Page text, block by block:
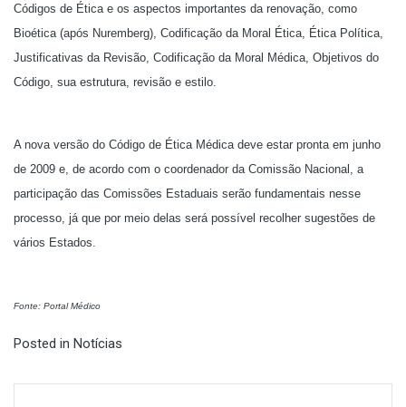
Códigos de Ética e os aspectos importantes da renovação, como
Bioética (após Nuremberg), Codificação da Moral Ética, Ética Política,
Justificativas da Revisão, Codificação da Moral Médica, Objetivos do
Código, sua estrutura, revisão e estilo.
A nova versão do Código de Ética Médica deve estar pronta em junho
de 2009 e, de acordo com o coordenador da Comissão Nacional, a
participação das Comissões Estaduais serão fundamentais nesse
processo, já que por meio delas será possível recolher sugestões de
vários Estados.
Fonte: Portal Médico
Posted in Notícias